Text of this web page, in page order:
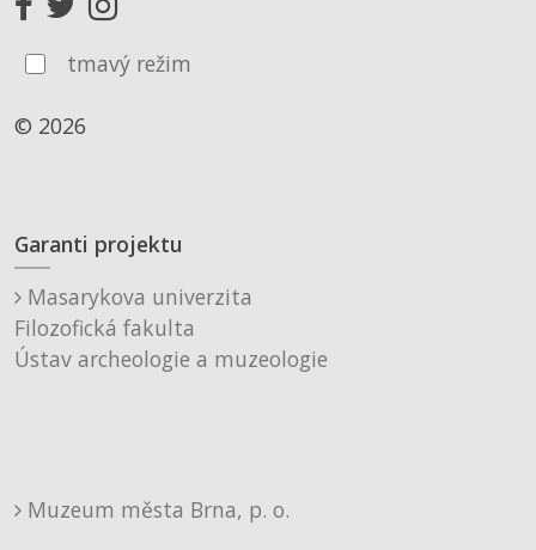
tmavý režim
© 2026
Garanti projektu
Masarykova univerzita
Filozofická fakulta
Ústav archeologie a muzeologie
Muzeum města Brna, p. o.